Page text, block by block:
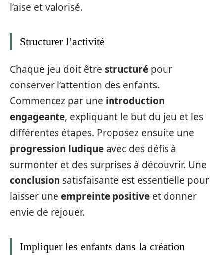
l’aise et valorisé.
Structurer l’activité
Chaque jeu doit être structuré pour
conserver l’attention des enfants.
Commencez par une introduction
engageante, expliquant le but du jeu et les
différentes étapes. Proposez ensuite une
progression ludique avec des défis à
surmonter et des surprises à découvrir. Une
conclusion satisfaisante est essentielle pour
laisser une empreinte positive et donner
envie de rejouer.
Impliquer les enfants dans la création